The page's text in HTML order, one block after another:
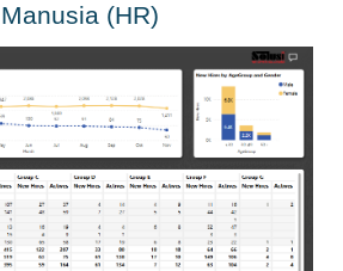
Manusia (HR)